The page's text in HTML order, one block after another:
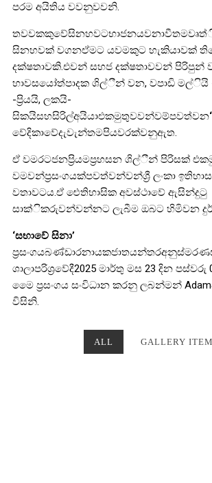
පරම අයිතිය වවනුවවනි.
සිනහවක් වගනඒමට යවමකුට හැකියාවක්
දක්ෂතාවකි.එවන් සහජ දක්ෂතාවවන් පිරිපුන්
හාවසයෝත්පාදක ශිල්ීන් වන, වපාඩි
-ප්‍රියයි, ලකයි-
සිකයිසහසිරිල්අයියාඑකමුතුවවන්වම්පවත්වන
වේදිකාවේදැවැන්තමපියවරක්වනුඇත.
ඒ වමරටජනප්‍රියමප්‍රහසන ශිල්ීන් පිරිසක්
වමවන්ප්‍රසංගයක්පවත්වන්වන්ශ්‍රී ලංකා
වතාවටය.ඒ ඓතිහාසික අවස්ථාවේ ඇසින්දුටු
සාක්ිකරුවන්වන්නට ලැබීම ඔබට හිමිවන
‘සභාවේ සිනා’
ශාලාපරිශ්‍රවේදී2025 මාර්තු මස 23 දින පස්වරු
මෙෙ ප්‍රසංගය සංවිධාන කරනු ලබන්මන්
විසිනි.
ALL GALLERY ITEM